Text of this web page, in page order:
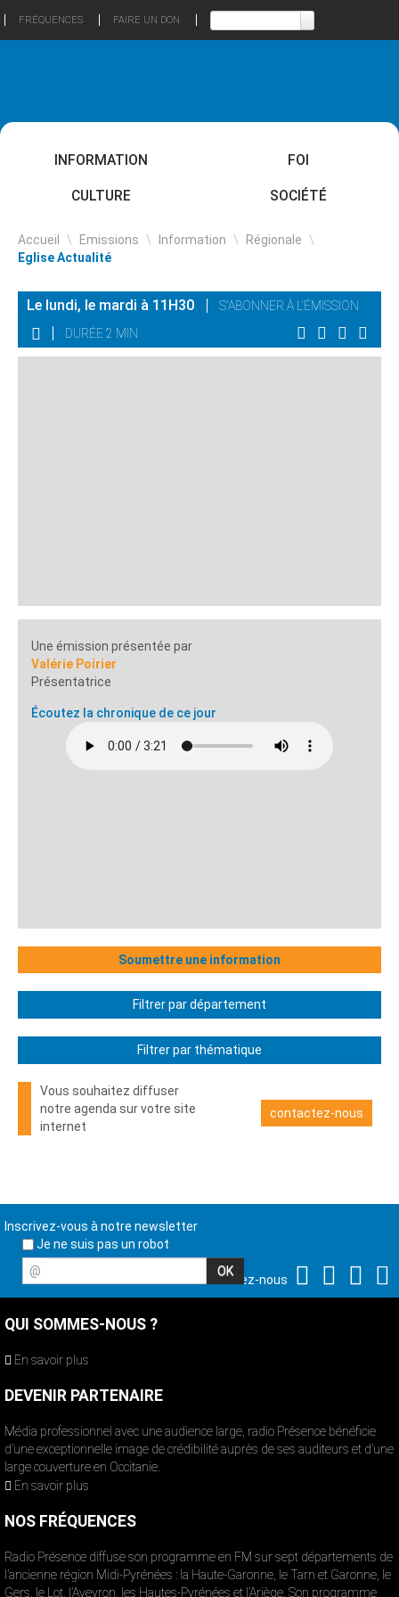
FRÉQUENCES FAIRE UN DON
INFORMATION FOI
CULTURE SOCIÉTÉ
Accueil \ Emissions \ Information \ Régionale \
Eglise Actualité
Le lundi, le mardi à 11H30
S'ABONNER À L'ÉMISSION
DURÉE 2 MIN
Une émission présentée par
Valérie Poirier
Présentatrice
Écoutez la chronique de ce jour
Soumettre une information
Filtrer par département
Filtrer par thématique
Vous souhaitez diffuser
notre agenda sur votre site
internet
contactez-nous
Inscrivez-vous à notre newsletter
Je ne suis pas un robot
@
Suivez-nous
QUI SOMMES-NOUS ?
En savoir plus
DEVENIR PARTENAIRE
Média professionnel avec une audience large, radio Présence bénéficie
d’une exceptionnelle image de crédibilité auprès de ses auditeurs et d’une
large couverture en Occitanie.
En savoir plus
NOS FRÉQUENCES
Radio Présence diffuse son programme en FM sur sept départements de
l’ancienne région Midi-Pyrénées : la Haute-Garonne, le Tarn et Garonne, le
Gers, le Lot, l’Aveyron, les Hautes-Pyrénées et l’Ariège. Son programme